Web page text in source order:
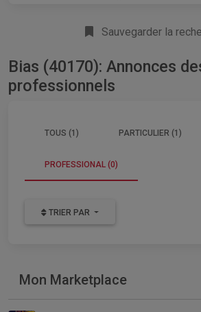
Sauvegarder la
Bias (40170): Annonces
professionnels
TOUS (1) PARTICULIER (1)
PROFESSIONAL (0)
TRIER PAR
Mon Marketplace